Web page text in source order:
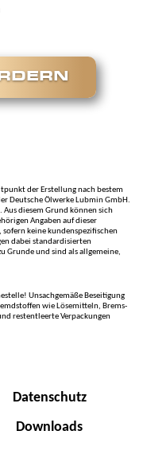
der Erstellung nach bestem
Deutsche Ölwerke Lubmin GmbH.
diesem Grund können sich
Angaben auf dieser
keine kundenspezifischen
dabei standardisierten
Grunde und sind als allgemeine,
Unsachgemäße Beseitigung
wie Lösemitteln, Brems-
restentleerte Verpackungen
Datenschutz
Downloads